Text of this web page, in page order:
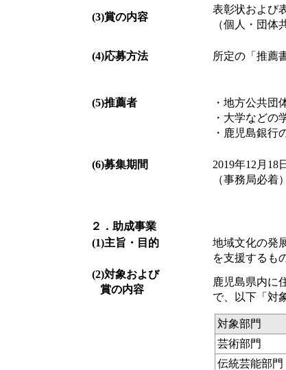
(3)賞の内容
表彰状および
（個人・団体
(4)応募方法 所定の「推薦
(5)推薦者
・地方公共団
・大学などの
・鹿児島銀行
(6)募集期間
2019年12月18
（事務局必着）
２．助成事業
(1)主旨・目的
地域文化の発
を支援するも
(2)対象および
賞の内容
鹿児島県内に
で、以下「対
対象部門
芸術部門
伝統芸能部門